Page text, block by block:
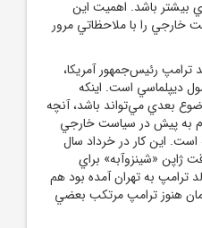
بيشتر باشد. اهميت اين
را با ملاحظاتي مرور
ترامپ رئيس‌جمهور آمريکا،
ديپلماسي است. اينکه
بعدي مي‌تواند باشد، آنچه
به پيش در سياست خارجي
اين کار در خرداد سال
ژاپن «شينزوآبه» براي
ترامپ به تهران آمده بود هم
هنوز ترامپ مرتکب بعضي